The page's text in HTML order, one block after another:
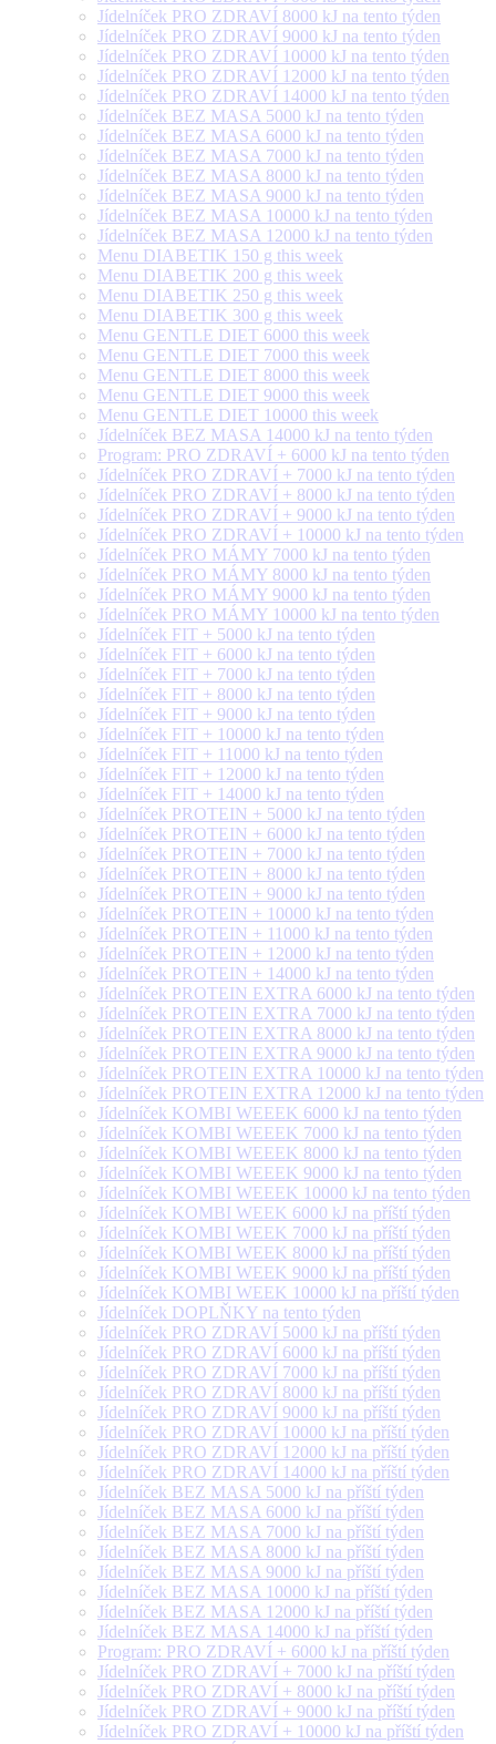
Jídelníček PRO ZDRAVÍ 8000 kJ na tento týden
Jídelníček PRO ZDRAVÍ 9000 kJ na tento týden
Jídelníček PRO ZDRAVÍ 10000 kJ na tento týden
Jídelníček PRO ZDRAVÍ 12000 kJ na tento týden
Jídelníček PRO ZDRAVÍ 14000 kJ na tento týden
Jídelníček BEZ MASA 5000 kJ na tento týden
Jídelníček BEZ MASA 6000 kJ na tento týden
Jídelníček BEZ MASA 7000 kJ na tento týden
Jídelníček BEZ MASA 8000 kJ na tento týden
Jídelníček BEZ MASA 9000 kJ na tento týden
Jídelníček BEZ MASA 10000 kJ na tento týden
Jídelníček BEZ MASA 12000 kJ na tento týden
Menu DIABETIK 150 g this week
Menu DIABETIK 200 g this week
Menu DIABETIK 250 g this week
Menu DIABETIK 300 g this week
Menu GENTLE DIET 6000 this week
Menu GENTLE DIET 7000 this week
Menu GENTLE DIET 8000 this week
Menu GENTLE DIET 9000 this week
Menu GENTLE DIET 10000 this week
Jídelníček BEZ MASA 14000 kJ na tento týden
Program: PRO ZDRAVÍ + 6000 kJ na tento týden
Jídelníček PRO ZDRAVÍ + 7000 kJ na tento týden
Jídelníček PRO ZDRAVÍ + 8000 kJ na tento týden
Jídelníček PRO ZDRAVÍ + 9000 kJ na tento týden
Jídelníček PRO ZDRAVÍ + 10000 kJ na tento týden
Jídelníček PRO MÁMY 7000 kJ na tento týden
Jídelníček PRO MÁMY 8000 kJ na tento týden
Jídelníček PRO MÁMY 9000 kJ na tento týden
Jídelníček PRO MÁMY 10000 kJ na tento týden
Jídelníček FIT + 5000 kJ na tento týden
Jídelníček FIT + 6000 kJ na tento týden
Jídelníček FIT + 7000 kJ na tento týden
Jídelníček FIT + 8000 kJ na tento týden
Jídelníček FIT + 9000 kJ na tento týden
Jídelníček FIT + 10000 kJ na tento týden
Jídelníček FIT + 11000 kJ na tento týden
Jídelníček FIT + 12000 kJ na tento týden
Jídelníček FIT + 14000 kJ na tento týden
Jídelníček PROTEIN + 5000 kJ na tento týden
Jídelníček PROTEIN + 6000 kJ na tento týden
Jídelníček PROTEIN + 7000 kJ na tento týden
Jídelníček PROTEIN + 8000 kJ na tento týden
Jídelníček PROTEIN + 9000 kJ na tento týden
Jídelníček PROTEIN + 10000 kJ na tento týden
Jídelníček PROTEIN + 11000 kJ na tento týden
Jídelníček PROTEIN + 12000 kJ na tento týden
Jídelníček PROTEIN + 14000 kJ na tento týden
Jídelníček PROTEIN EXTRA 6000 kJ na tento týden
Jídelníček PROTEIN EXTRA 7000 kJ na tento týden
Jídelníček PROTEIN EXTRA 8000 kJ na tento týden
Jídelníček PROTEIN EXTRA 9000 kJ na tento týden
Jídelníček PROTEIN EXTRA 10000 kJ na tento týden
Jídelníček PROTEIN EXTRA 12000 kJ na tento týden
Jídelníček KOMBI WEEEK 6000 kJ na tento týden
Jídelníček KOMBI WEEEK 7000 kJ na tento týden
Jídelníček KOMBI WEEEK 8000 kJ na tento týden
Jídelníček KOMBI WEEEK 9000 kJ na tento týden
Jídelníček KOMBI WEEEK 10000 kJ na tento týden
Jídelníček KOMBI WEEK 6000 kJ na příští týden
Jídelníček KOMBI WEEK 7000 kJ na příští týden
Jídelníček KOMBI WEEK 8000 kJ na příští týden
Jídelníček KOMBI WEEK 9000 kJ na příští týden
Jídelníček KOMBI WEEK 10000 kJ na příští týden
Jídelníček DOPLŇKY na tento týden
Jídelníček PRO ZDRAVÍ 5000 kJ na příští týden
Jídelníček PRO ZDRAVÍ 6000 kJ na příští týden
Jídelníček PRO ZDRAVÍ 7000 kJ na příští týden
Jídelníček PRO ZDRAVÍ 8000 kJ na příští týden
Jídelníček PRO ZDRAVÍ 9000 kJ na příští týden
Jídelníček PRO ZDRAVÍ 10000 kJ na příští týden
Jídelníček PRO ZDRAVÍ 12000 kJ na příští týden
Jídelníček PRO ZDRAVÍ 14000 kJ na příští týden
Jídelníček BEZ MASA 5000 kJ na příští týden
Jídelníček BEZ MASA 6000 kJ na příští týden
Jídelníček BEZ MASA 7000 kJ na příští týden
Jídelníček BEZ MASA 8000 kJ na příští týden
Jídelníček BEZ MASA 9000 kJ na příští týden
Jídelníček BEZ MASA 10000 kJ na příští týden
Jídelníček BEZ MASA 12000 kJ na příští týden
Jídelníček BEZ MASA 14000 kJ na příští týden
Program: PRO ZDRAVÍ + 6000 kJ na příští týden
Jídelníček PRO ZDRAVÍ + 7000 kJ na příští týden
Jídelníček PRO ZDRAVÍ + 8000 kJ na příští týden
Jídelníček PRO ZDRAVÍ + 9000 kJ na příští týden
Jídelníček PRO ZDRAVÍ + 10000 kJ na příští týden